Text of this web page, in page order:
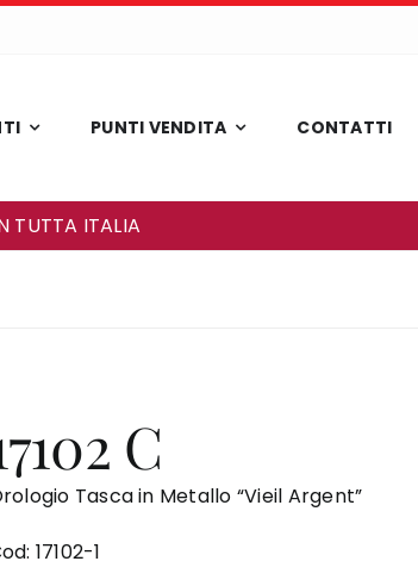
PUNTI VENDITA CONTATTI
TUTTA ITALIA
C
Tasca in Metallo “Vieil Argent”
17102-1